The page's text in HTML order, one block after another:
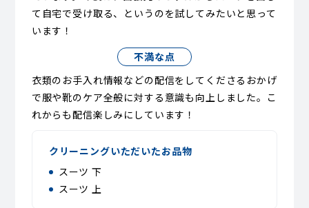
て自宅で受け取る、というのを試してみたいと思って
います！
不満な点
衣類のお手入れ情報などの配信をしてくださるおかげ
で服や靴のケア全般に対する意識も向上しました。こ
れからも配信楽しみにしています！
クリーニングいただいたお品物
スーツ 下
スーツ 上